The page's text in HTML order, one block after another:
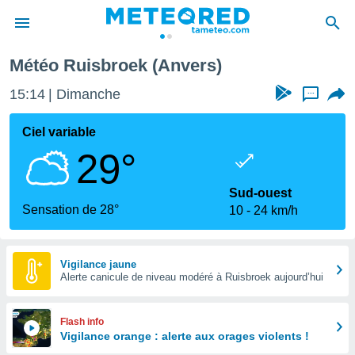
de
Météo Ruisbroek (Anvers)
15:14 Dimanche ...
Ciel variable
29°
Sensation de 28°
Sud-ouest
10
24 km/h
Vigilance jaune
Alerte canicule de niveau modéré à Ruisbroek aujourd’hui
Flash info
Vigilance orange : alerte aux orages violents !